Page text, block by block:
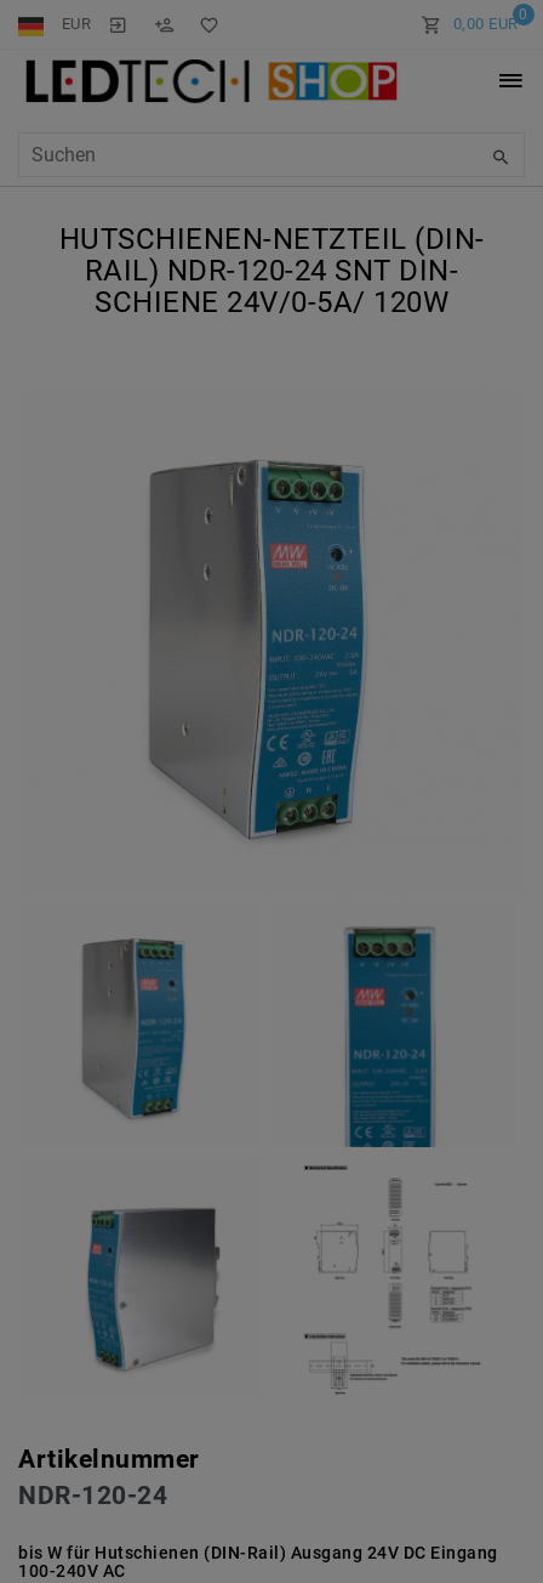
EUR 0
0,00 EUR
HUTSCHIENEN-NETZTEIL (DIN-
RAIL) NDR-120-24 SNT DIN-
SCHIENE 24V/0-5A/ 120W
Artikelnummer
NDR-120-24
bis W für Hutschienen (DIN-Rail) Ausgang 24V DC Eingang
100-240V AC